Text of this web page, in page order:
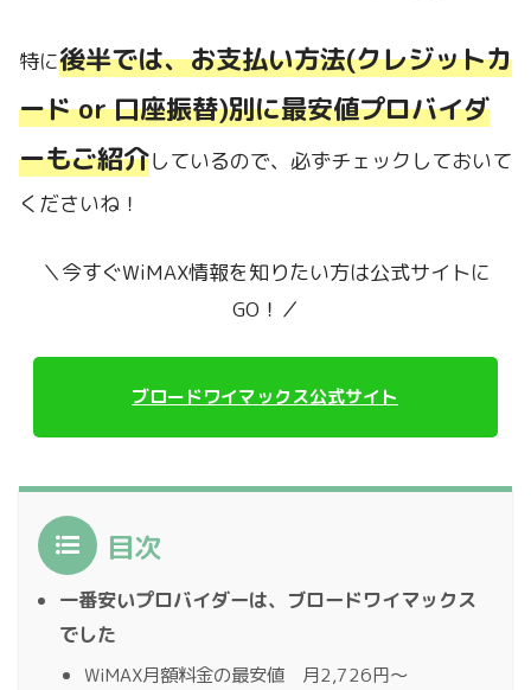
特に後半では、お支払い方法(クレジットカ
ード or 口座振替)別に最安値プロバイダ
ーもご紹介しているので、必ずチェックしておいて
くださいね！
＼今すぐWiMAX情報を知りたい方は公式サイトに
GO！／
ブロードワイマックス公式サイト
目次
一番安いプロバイダーは、ブロードワイマックス
でした
WiMAX月額料金の最安値 月2,726円〜